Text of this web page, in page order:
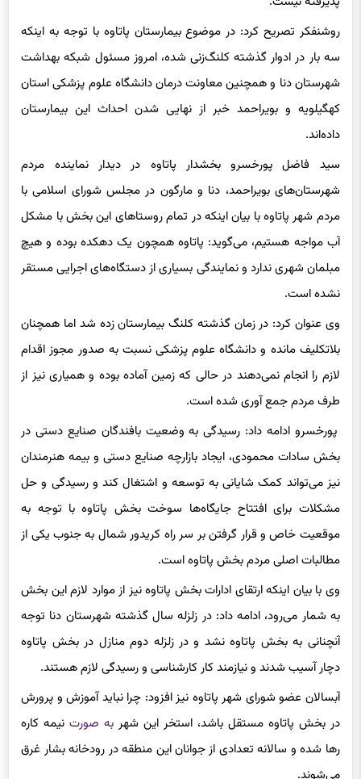
روشنفکر تصریح کرد: در موضوع بیمارستان پاتاوه با توجه به اینکه
سه بار در ادوار گذشته کلنگ‌زنی شده، امروز مسئول شبکه بهداشت
شهرستان دنا و همچنین معاونت درمان دانشگاه علوم پزشکی استان
کهگیلویه و بویراحمد خبر از نهایی شدن احداث این بیمارستان
داده‌اند.
سید فاضل پورخسرو بخشدار پاتاوه در دیدار نماینده مردم
شهرستان‌های بویراحمد، دنا و مارگون در مجلس شورای اسلامی با
مردم شهر پاتاوه با بیان اینکه در تمام روستاهای این بخش با مشکل
آب مواجه هستیم، می‌گوید: پاتاوه همچون یک دهکده بوده و هیچ
مبلمان شهری ندارد و نمایندگی بسیاری از دستگاه‌های اجرایی مستقر
نشده است.
وی عنوان کرد: در زمان گذشته کلنگ بیمارستان زده شد اما همچنان
بلاتکلیف مانده و دانشگاه علوم پزشکی نسبت به صدور مجوز اقدام
لازم را انجام نمی‌دهند در حالی که زمین آماده بوده و همیاری نیز از
طرف مردم جمع آوری شده است.
پورخسرو ادامه داد: رسیدگی به وضعیت بافندگان صنایع دستی در
بخش سادات محمودی، ایجاد بازارچه صنایع دستی و بیمه هنرمندان
نیز می‌تواند کمک شایانی به توسعه و اشتغال کند و رسیدگی و حل
مشکلات برای افتتاح جایگاه‌ها سوخت بخش پاتاوه با توجه به
موقعیت خاص و قرار گرفتن بر سر راه کریدور شمال به جنوب یکی از
مطالبات اصلی مردم بخش پاتاوه است.
وی با بیان اینکه ارتقای ادارات بخش پاتاوه نیز از موارد لازم این بخش
به شمار می‌رود، ادامه داد: در زلزله سال گذشته شهرستان دنا توجه
آنچنانی به بخش پاتاوه نشد و در زلزله دوم منازل در بخش پاتاوه
دچار آسیب شدند و نیازمند کار کارشناسی و رسیدگی لازم هستند.
آبسالان عضو شورای شهر پاتاوه نیز افزود: چرا نباید آموزش و پرورش
در بخش پاتاوه مستقل باشد، استخر این شهربه صورتنیمه کاره
رها شده و سالانه تعدادی از جوانان این منطقه در رودخانه بشار غرق
می‌شوند.